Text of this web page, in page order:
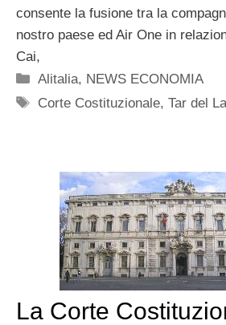
consente la fusione tra la
nostro paese ed Air One in
Cai,
Categorie
Alitalia, NEWS ECONOMIA
Tag
Corte Costituzionale,Tar del
La Corte